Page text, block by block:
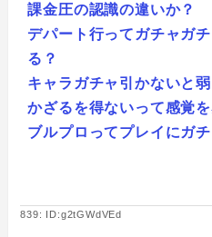
課金圧の認識の違いか？
デパート行ってガチャガ
る？
キャラガチャ引かないと
かざるを得ないって感覚
ブルプロってプレイにガ
839: ID:g2tGWdVEd